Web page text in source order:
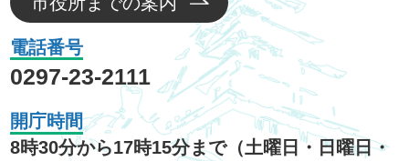
電話番号
0297-23-2111
開庁時間
8時30分から17時15分まで（土曜日・日曜日・